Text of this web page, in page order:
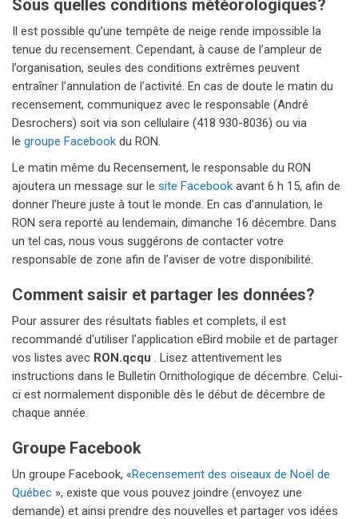
Sous quelles conditions météorologiques?
Il est possible qu’une tempête de neige rende impossible la
tenue du recensement. Cependant, à cause de l’ampleur de
l’organisation, seules des conditions extrêmes peuvent
entraîner l’annulation de l’activité. En cas de doute le matin du
recensement, communiquez avec le responsable (André
Desrochers) soit via son cellulaire (418 930-8036) ou via
le groupe Facebook du RON.
Le matin même du Recensement, le responsable du RON
ajoutera un message sur le site Facebook avant 6 h 15, afin de
donner l’heure juste à tout le monde. En cas d’annulation, le
RON sera reporté au lendemain, dimanche 16 décembre. Dans
un tel cas, nous vous suggérons de contacter votre
responsable de zone afin de l’aviser de votre disponibilité.
Comment saisir et partager les données?
Pour assurer des résultats fiables et complets, il est
recommandé d'utiliser l'application eBird mobile et de partager
vos listes avec RON.qcqu . Lisez attentivement les
instructions dans le Bulletin Ornithologique de décembre. Celui-
ci est normalement disponible dès le début de décembre de
chaque année.
Groupe Facebook
Un groupe Facebook, «Recensement des oiseaux de Noël de
Québec », existe que vous pouvez joindre (envoyez une
demande) et ainsi prendre des nouvelles et partager vos idées